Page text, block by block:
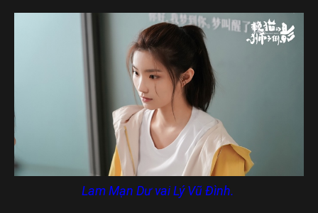
Lam Mạn Dư vai Lý Vũ Đình.